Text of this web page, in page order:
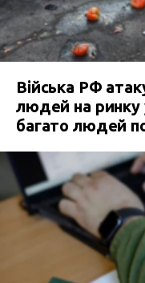
Війська РФ
людей на ринку
багато людей